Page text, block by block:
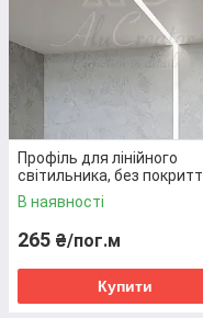
Профіль для лінійного
світильника, без
В наявності
265 ₴/пог.м
Купити